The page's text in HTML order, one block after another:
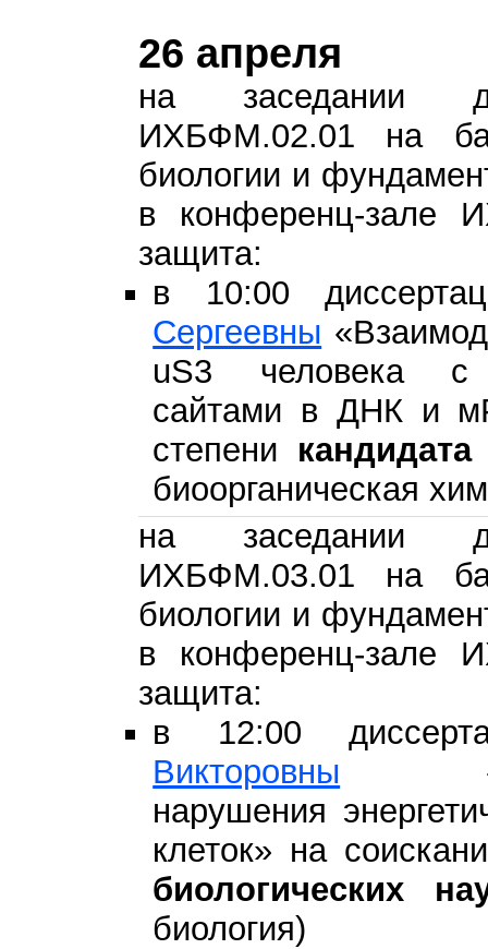
26 апреля
на заседании
ИХБФМ.02.01 на
биологии и
в конференц-зале
защита:
в 10:00
Сергеевны
uS3 человека с
сайтами в ДНК и
степени
биоорганическая
на заседании
ИХБФМ.03.01 на
биологии и
в конференц-зале
защита:
в 12:00
Викторовны
нарушения
клеток» на
биологических
биология)